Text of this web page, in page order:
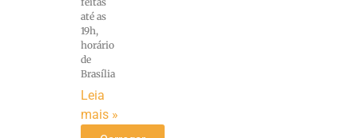
até as
19h,
horário
de
Brasília
Leia
mais »